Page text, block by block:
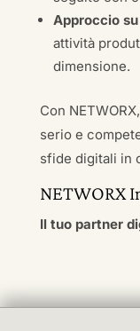
Approccio
attività
dimensione.
Con
serio e
sfide digitali in
NETWORX
Il tuo partner